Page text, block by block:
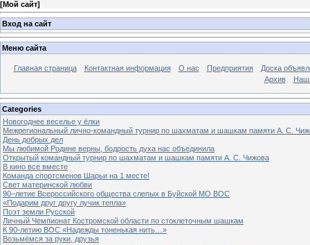
[Мой сайт]
Вход на сайт
Меню сайта
Главная страница Контактная информация О нас Предприятия
Доска
Архив
Categories
Новогоднее веселье у ёлки
Межрегиональный лично-командный турнир по шахматам и шашкам памяти А. С.
День добрых дел
Мы любимой Родине верны, бодрость духа нас объединила
Открытый командный турнир по шахматам и шашкам памяти А. С. Чижова
В кино все вместе
Команда спортсменов Шарьи на 1 месте!
Свет материнской любви
90–летие Всероссийского общества слепых в Буйской МО ВОС
«Подарим друг другу лучик тепла»
Поэт земли Русской
Личный Чемпионат Костромской области по стоклеточным шашкам
К 90-летию ВОС «Надежды тоненькая нить…»
Возьмёмся за руки, друзья